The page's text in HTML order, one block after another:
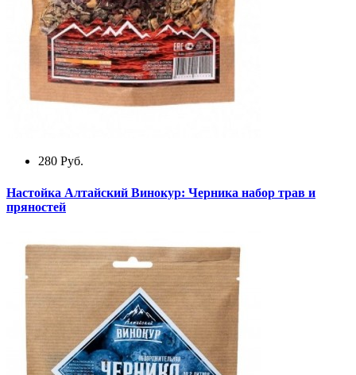
280 Руб.
Настойка Алтайский Винокур: Черника набор трав и
пряностей